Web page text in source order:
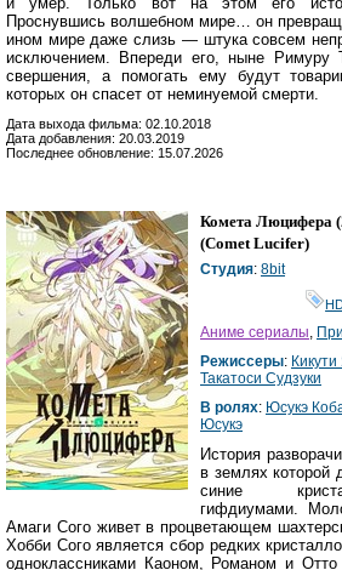
Проснувшись волшебном мире… он
ином мире даже слизь — штука совсем
исключением. Впереди его, ныне Римуру
свершения, а помогать ему будут
которых он спасет от неминуемой смерти.
Дата выхода фильма: 02.10.2018
Дата добавления: 20.03.2019
Последнее обновление: 15.07.2026
Комета Люцифера
(Comet Lucifer)
Студия: 8bit
Аниме сериалы,
Режиссеры:
Такатоси Судзуки
В ролях: Юсукэ
Юсукэ
История
в землях которой
синие
гифдиумами.
Амаги Сого живет в процветающем
Хобби Сого является сбор редких
одноклассниками Каоном, Романом и